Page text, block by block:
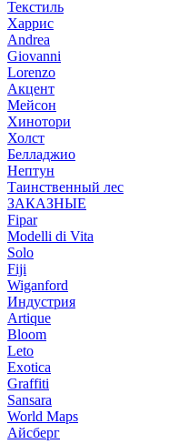
Текстиль
Харрис
Andrea
Giovanni
Lorenzo
Акцент
Мейсон
Хинотори
Холст
Белладжио
Нептун
Таинственный лес
ЗАКАЗНЫЕ
Fipar
Modelli di Vita
Solo
Fiji
Wiganford
Индустрия
Artique
Bloom
Leto
Exotica
Graffiti
Sansara
World Maps
Айсберг